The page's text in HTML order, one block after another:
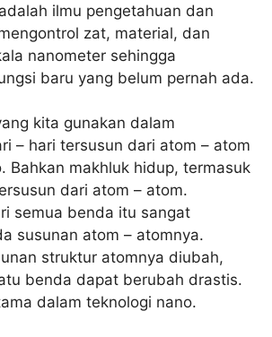
ilmu pengetahuan dan
zat, material, dan
nanometer sehingga
baru yang belum pernah ada.
kita gunakan dalam
– hari tersusun dari atom – atom
Bahkan makhluk hidup, termasuk
dari atom – atom.
semua benda itu sangat
susunan atom – atomnya.
struktur atomnya diubah,
benda dapat berubah drastis.
dalam teknologi nano.